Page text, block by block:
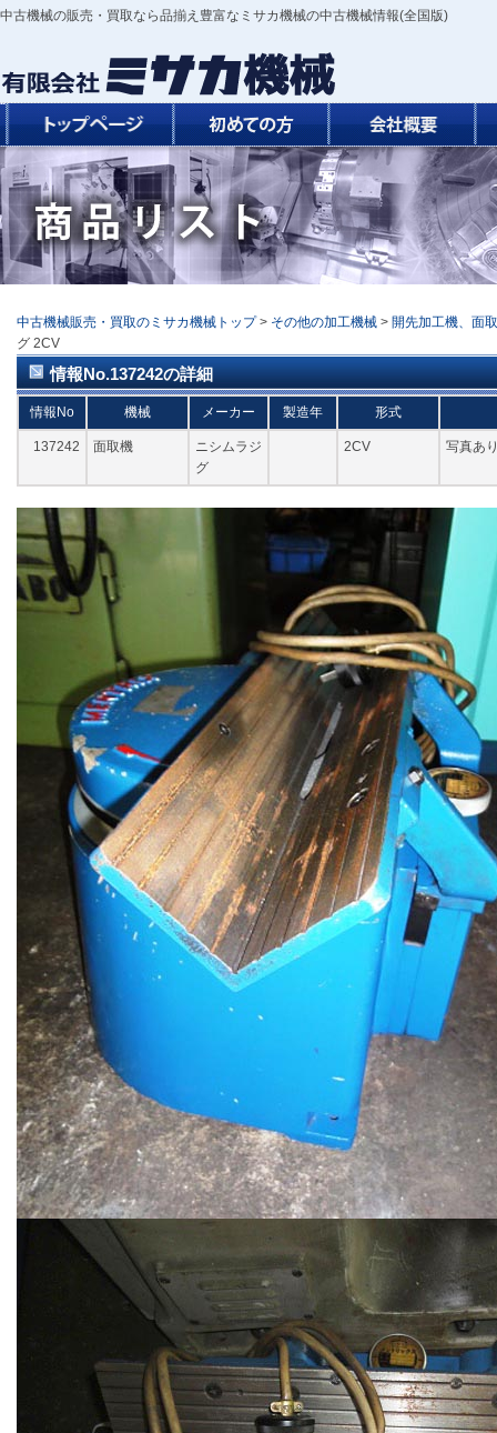
中古機械の販売・買取なら品揃え豊富なミサカ機械の中古機械情報(全国版)
中古機械販売・買取のミサカ機械トップ > その他の加工機械 > 開先加工機、面
グ 2CV
情報No.137242の詳細
情報No 機械 メーカー 製造年 形式
137242 面取機
ニシムラジ
グ
2CV 写真あ